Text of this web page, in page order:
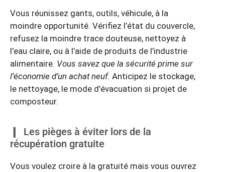
Vous réunissez gants, outils, véhicule, à la
moindre opportunité. Vérifiez l’état du couvercle,
refusez la moindre trace douteuse, nettoyez à
l’eau claire, ou à l’aide de produits de l’industrie
alimentaire. Vous savez que la sécurité prime sur
l’économie d’un achat neuf. Anticipez le stockage,
le nettoyage, le mode d’évacuation si projet de
composteur.
Les pièges à éviter lors de la
récupération gratuite
Vous voulez croire à la gratuité mais vous ouvrez